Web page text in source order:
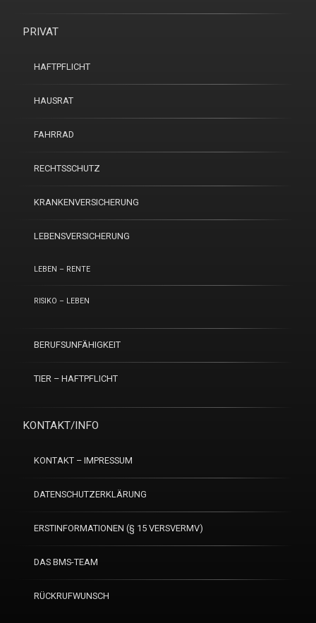
PRIVAT
HAFTPFLICHT
HAUSRAT
FAHRRAD
RECHTSSCHUTZ
KRANKENVERSICHERUNG
LEBENSVERSICHERUNG
LEBEN – RENTE
RISIKO – LEBEN
BERUFSUNFÄHIGKEIT
TIER – HAFTPFLICHT
KONTAKT/INFO
KONTAKT – IMPRESSUM
DATENSCHUTZERKLÄRUNG
ERSTINFORMATIONEN (§ 15 VERSVERMV)
DAS BMS-TEAM
RÜCKRUFWUNSCH